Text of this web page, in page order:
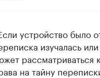
устройство было
изучалась
рассматриваться
на тайну